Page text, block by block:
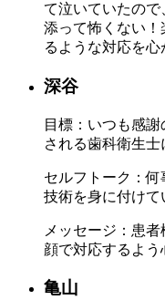
て泣いていたので
添って怖くない！
るような対応を心
深谷
目標： いつも感
される歯科衛生士
セルフトーク：何
技術を身に付けて
メッセージ： 患者
顔で対応するよう
亀山